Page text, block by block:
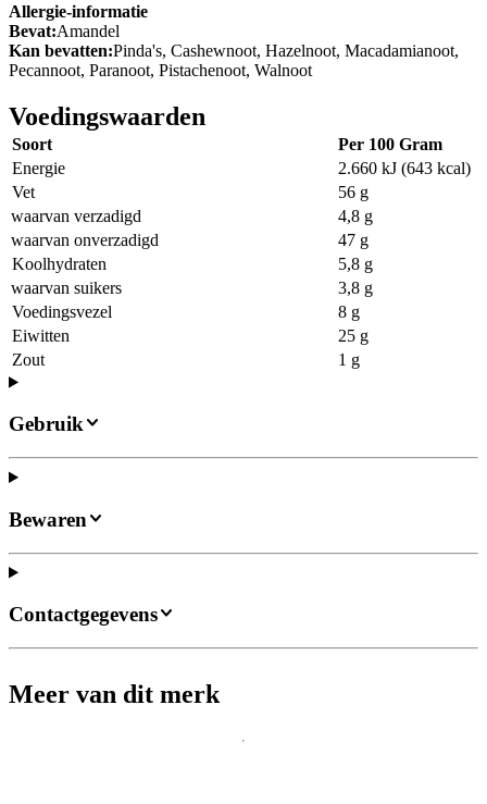
Allergie-informatie
Bevat:Amandel
Kan bevatten:Pinda's, Cashewnoot, Hazelnoot, Macadamianoot,
Pecannoot, Paranoot, Pistachenoot, Walnoot
Voedingswaarden
Soort
Per 100 Gram
Energie
2.660 kJ (643 kcal)
Vet
56 g
waarvan verzadigd
4,8 g
waarvan onverzadigd
47 g
Koolhydraten
5,8 g
waarvan suikers
3,8 g
Voedingsvezel
8 g
Eiwitten
25 g
Zout
1 g
Gebruik
Bewaren
Contactgegevens
Meer van dit merk